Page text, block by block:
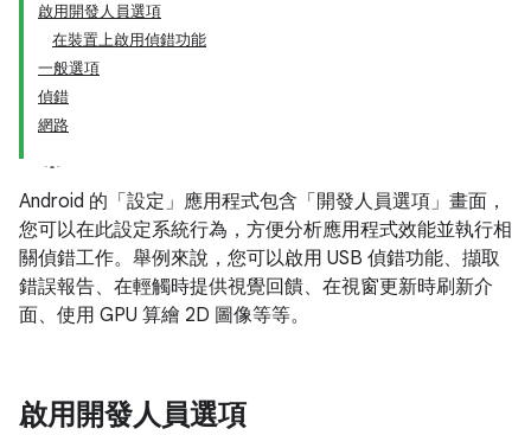
啟用開發人員選項
在裝置上啟用偵錯功能
一般選項
偵錯
網路
Android 的「設定」應用程式包含「開發人員選項」 畫面，
您可以在此設定系統行為，方便分析應用程式效能並執行相
關偵錯工作。舉例來說，您可以啟用 USB 偵錯功能、擷取
錯誤報告、在輕觸時提供視覺回饋、在視窗更新時刷新介
面、使用 GPU 算繪 2D 圖像等等。
啟用開發人員選項